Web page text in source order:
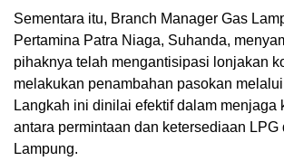
Sementara itu, Branch Manager Gas
Pertamina Patra Niaga, Suhanda,
pihaknya telah mengantisipasi lonjakan
melakukan penambahan pasokan
Langkah ini dinilai efektif dalam menjaga
antara permintaan dan ketersediaan LPG
Lampung.